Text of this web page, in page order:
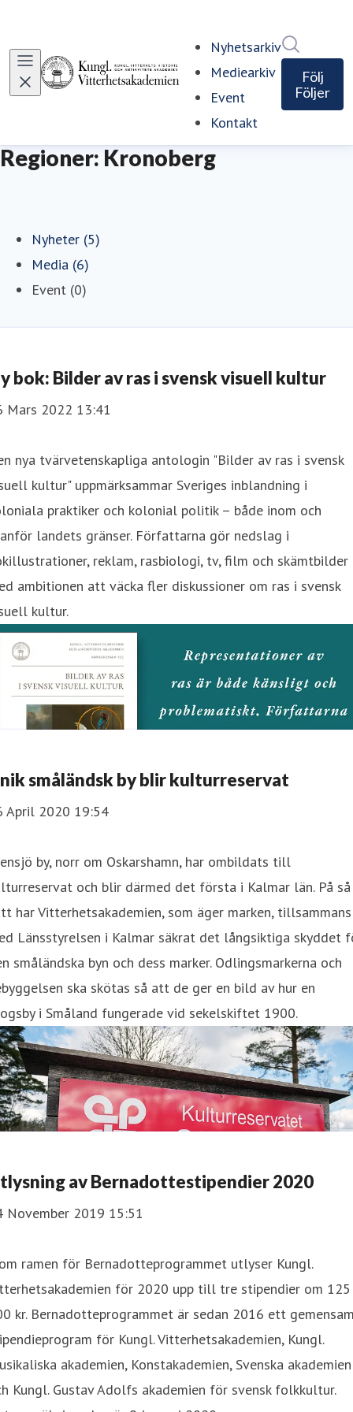
Nyhetsarkiv
Mediearkiv
Event
Kontakt
Följ
Följer
Regioner: Kronoberg
Nyheter (5)
Media (6)
Event (0)
bok: Bilder av ras i svensk visuell kultur
Mars 2022 13:41
nya tvärvetenskapliga antologin "Bilder av ras i svensk
kultur" uppmärksammar Sveriges inblandning i
praktiker och kolonial politik – både inom och
landets gränser. Författarna gör nedslag i
reklam, rasbiologi, tv, film och skämtbilder
ambitionen att väcka fler diskussioner om ras i svensk
kultur.
småländsk by blir kulturreservat
April 2020 19:54
by, norr om Oskarshamn, har ombildats till
och blir därmed det första i Kalmar län. På så
har Vitterhetsakademien, som äger marken, tillsammans
Länsstyrelsen i Kalmar säkrat det långsiktiga skyddet
småländska byn och dess marker. Odlingsmarkerna och
ska skötas så att de ger en bild av hur en
i Småland fungerade vid sekelskiftet 1900.
av Bernadottestipendier 2020
November 2019 15:51
ramen för Bernadotteprogrammet utlyser Kungl.
för 2020 upp till tre stipendier om 125
kr. Bernadotteprogrammet är sedan 2016 ett
för Kungl. Vitterhetsakademien, Kungl.
akademien, Konstakademien, Svenska akademien
Kungl. Gustav Adolfs akademien för svensk folkkultur.